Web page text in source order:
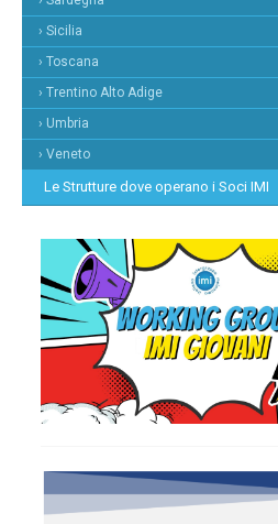
› Sicilia
› Toscana
› Trentino Alto Adige
› Umbria
› Veneto
Le Strutture dove operano i Soci IMI